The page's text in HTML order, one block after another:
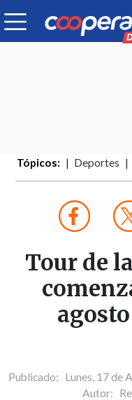
Tópicos: Deportes
Tour de
Publicado: Lunes, 17 de
Autor: